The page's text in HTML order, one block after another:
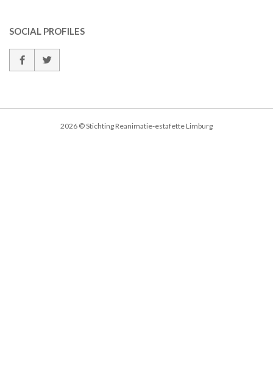
SOCIAL PROFILES
2026 © Stichting Reanimatie-estafette Limburg